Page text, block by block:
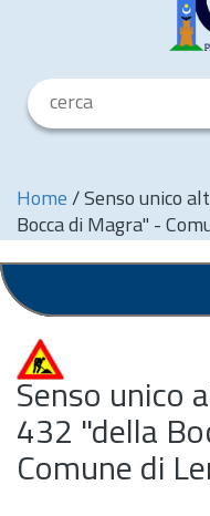
Home / Senso unico
Bocca di Magra" -
Senso unico
432 "della
Comune di